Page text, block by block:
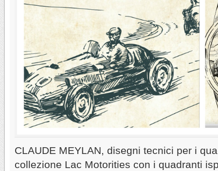
CLAUDE MEYLAN, disegni tecnici per i
collezione Lac Motorities con i quadranti